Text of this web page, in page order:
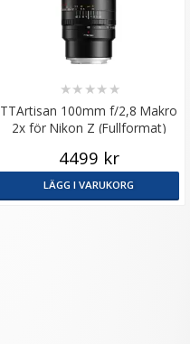
TTArtisan 100mm f/2,8 Makro
2x för Nikon Z (Fullformat)
★★ ★★ ★
4499 kr
LÄGG I VARUKORG